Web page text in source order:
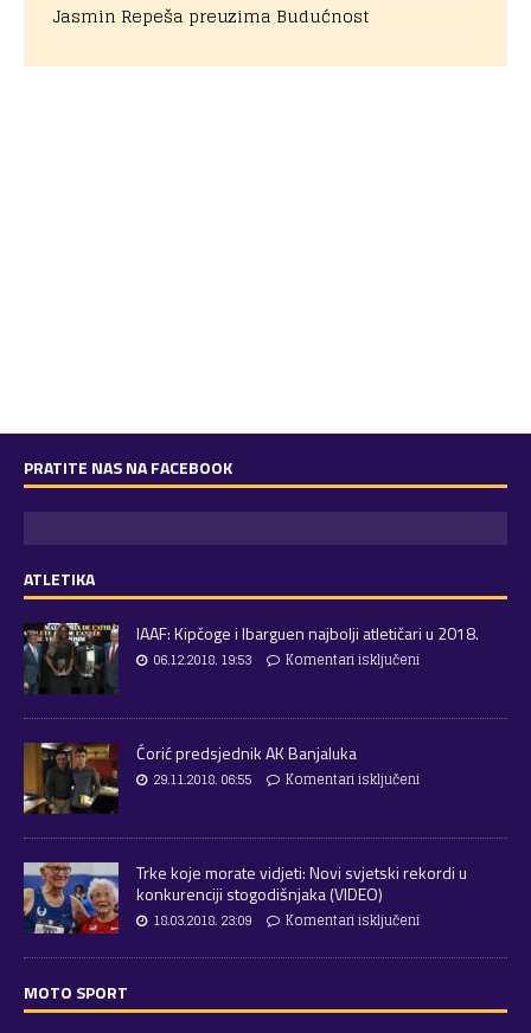
Jasmin Repeša preuzima Budućnost
PRATITE NAS NA FACEBOOK
ATLETIKA
IAAF: Kipčoge i Ibarguen najbolji atletičari u 2018.
06.12.2018. 19:53 Komentari isključeni
Ćorić predsjednik AK Banjaluka
29.11.2018. 06:55 Komentari isključeni
Trke koje morate vidjeti: Novi svjetski rekordi u
konkurenciji stogodišnjaka (VIDEO)
18.03.2018. 23:09 Komentari isključeni
MOTO SPORT